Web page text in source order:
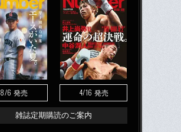
8/6 発売 4/16 発売
雑誌定期購読のご案内